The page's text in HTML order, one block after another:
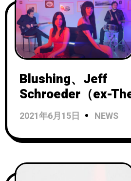
Blushing、Jeff
Schroeder（ex-
Pumpkins）が参加
ル「Seafoam」の
2021年6月15日 NEWS